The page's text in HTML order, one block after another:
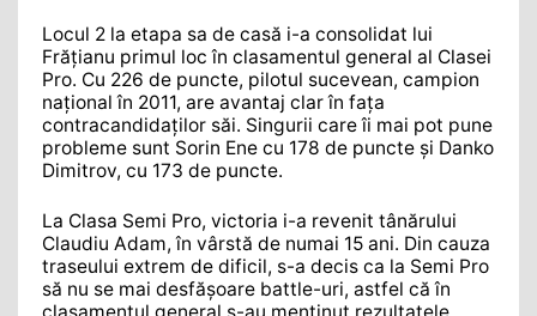
Locul 2 la etapa sa de casă i-a consolidat lui
Frățianu primul loc în clasamentul general al Clasei
Pro. Cu 226 de puncte, pilotul sucevean, campion
național în 2011, are avantaj clar în fața
contracandidaților săi. Singurii care îi mai pot pune
probleme sunt Sorin Ene cu 178 de puncte și Danko
Dimitrov, cu 173 de puncte.
La Clasa Semi Pro, victoria i-a revenit tânărului
Claudiu Adam, în vârstă de numai 15 ani. Din cauza
traseului extrem de dificil, s-a decis ca la Semi Pro
să nu se mai desfășoare battle-uri, astfel că în